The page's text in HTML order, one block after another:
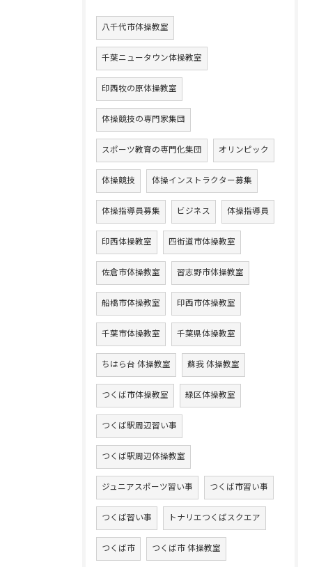
八千代市体操教室
千葉ニュータウン体操教室
印西牧の原体操教室
体操競技の専門家集団
スポーツ教育の専門化集団 オリンピック
体操競技 体操インストラクター募集
体操指導員募集 ビジネス 体操指導員
印西体操教室 四街道市体操教室
佐倉市体操教室 習志野市体操教室
船橋市体操教室 印西市体操教室
千葉市体操教室 千葉県体操教室
ちはら台 体操教室 蘇我 体操教室
つくば市体操教室 緑区体操教室
つくば駅周辺習い事
つくば駅周辺体操教室
ジュニアスポーツ習い事 つくば市習い事
つくば習い事 トナリエつくばスクエア
つくば市 つくば市 体操教室